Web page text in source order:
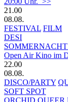
21.00
08.08.
FESTIVAL FILM
DESI
Open Air Kino im
22.00
08.08.
DISCO/PARTY
SOFT SPOT
ORCHID QUEER